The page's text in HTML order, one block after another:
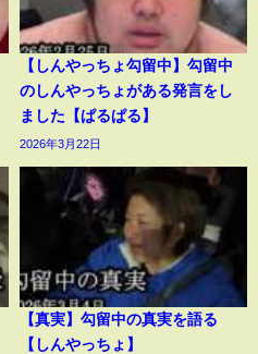
【しんやっちょ勾留中】勾留中
のしんやっちょがある発言をし
ました【ぱるぱる】
2026年3月22日
【真実】勾留中の真実を語る
【しんやっちょ】